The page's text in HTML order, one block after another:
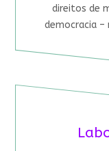
direitos de
democracia –